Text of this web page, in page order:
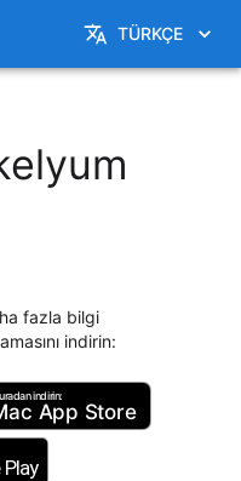
TÜRKÇE
fazla bilgi
indirin:
indirin:
App Store